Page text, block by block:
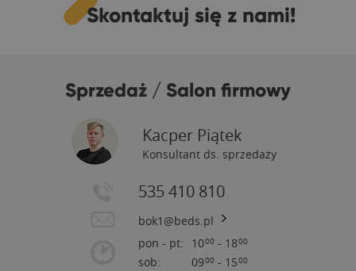
Skontaktuj się z nami!
Sprzedaż / Salon firmowy
Kacper Piątek
Konsultant ds. sprzedaży
535 410 810
bok1@beds.pl
pon - pt:
sob:
1000 - 1800
0900 - 1500